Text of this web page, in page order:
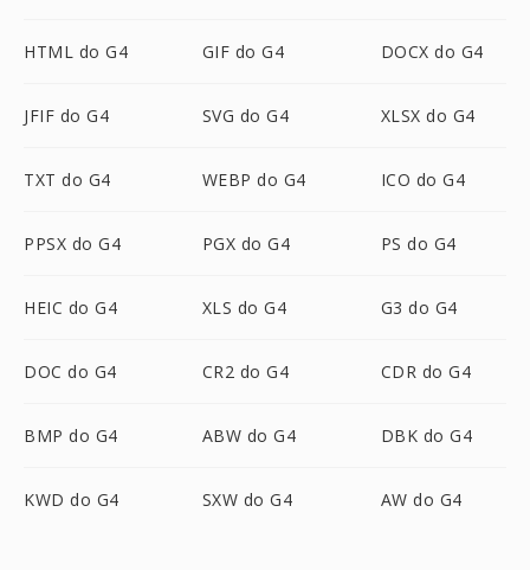
HTML do G4 GIF do G4 DOCX do G4
JFIF do G4 SVG do G4 XLSX do G4
TXT do G4 WEBP do G4 ICO do G4
PPSX do G4 PGX do G4 PS do G4
HEIC do G4 XLS do G4 G3 do G4
DOC do G4 CR2 do G4 CDR do G4
BMP do G4 ABW do G4 DBK do G4
KWD do G4 SXW do G4 AW do G4